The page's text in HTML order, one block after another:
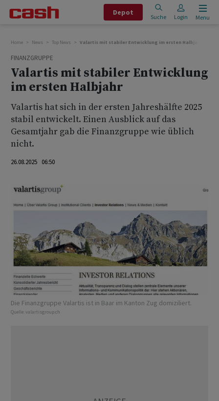
Depot
Suche Login Menu
Home News Top News Valartis mit stabiler Entwicklung im ersten Halbjahr
FINANZGRUPPE
Valartis mit stabiler Entwicklung
im ersten Halbjahr
Valartis hat sich in der ersten Jahreshälfte 2025
stabil entwickelt. Einen Ausblick auf das
Gesamtjahr gab die Finanzgruppe wie üblich
nicht.
26.08.2025 06:50
Die Finanzgruppe Valartis ist in Baar im Kanton Zug domiziliert.
Quelle: valartisgroup.ch